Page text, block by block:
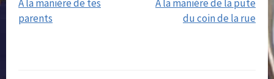
navigation
À la manière de tes
parents
À la manière de la pute
du coin de la rue